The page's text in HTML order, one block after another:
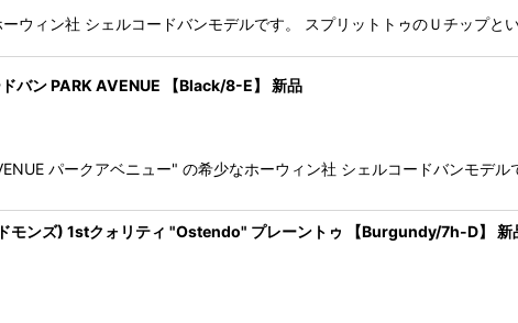
ウィン社 シェルコードバンモデルです。 スプリットトゥのＵチップと
バン PARK AVENUE 【Black/8-E】 新品
パークアベニュー" の希少なホーウィン社 シェルコードバンモデ
モンズ) 1stクォリティ "Ostendo" プレーントゥ 【Burgundy/7h-D】 新